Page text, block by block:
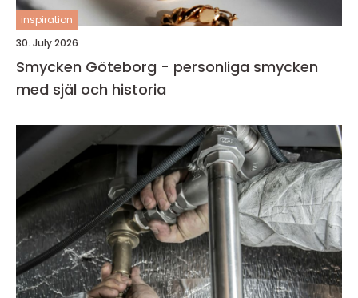
inspiration
30. July 2026
Smycken Göteborg - personliga smycken
med själ och historia